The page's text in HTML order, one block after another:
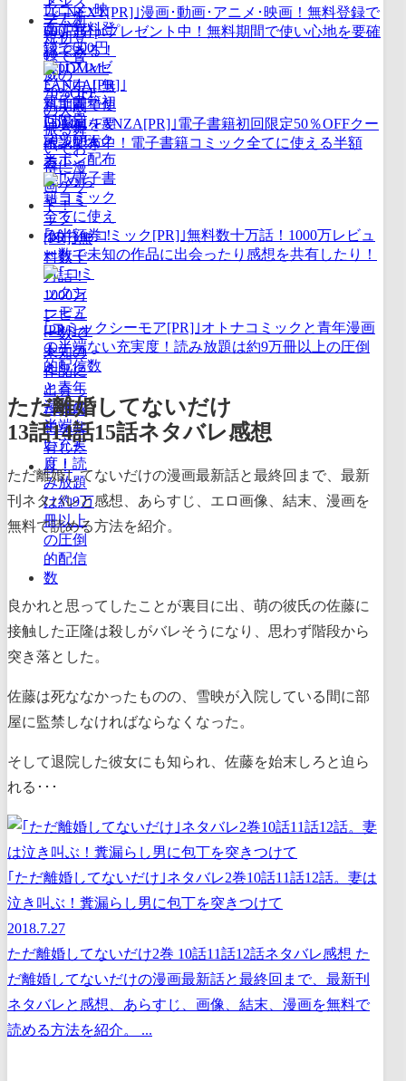
｢U-NEXT[PR]｣漫画･動画･アニメ･映画！無料登録で
600円分ptプレゼント中！無料期間で使い心地を要確
認できる！
｢DMM･FANZA[PR]｣電子書籍初回限定50％OFFクー
ポン配布中！電子書籍コミック全てに使える半額
券！
｢めちゃコミック[PR]｣無料数十万話！1000万レビュ
ー数で未知の作品に出会ったり感想を共有したり！
｢コミックシーモア[PR]｣オトナコミックと青年漫画
の半端ない充実度！読み放題は約9万冊以上の圧倒
的配信数
ただ離婚してないだけ
13話14話15話ネタバレ感想
ただ離婚してないだけの漫画最新話と最終回まで、最新
刊ネタバレと感想、あらすじ、エロ画像、結末、漫画を
無料で読める方法を紹介。
良かれと思ってしたことが裏目に出、萌の彼氏の佐藤に
接触した正隆は殺しがバレそうになり、思わず階段から
突き落とした。
佐藤は死ななかったものの、雪映が入院している間に部
屋に監禁しなければならなくなった。
そして退院した彼女にも知られ、佐藤を始末しろと迫ら
れる･･･
｢ただ離婚してないだけ｣ネタバレ2巻10話11話12話。妻は
泣き叫ぶ！糞漏らし男に包丁を突きつけて
2018.7.27
ただ離婚してないだけ2巻 10話11話12話ネタバレ感想 た
だ離婚してないだけの漫画最新話と最終回まで、最新刊
ネタバレと感想、あらすじ、画像、結末、漫画を無料で
読める方法を紹介。 ...